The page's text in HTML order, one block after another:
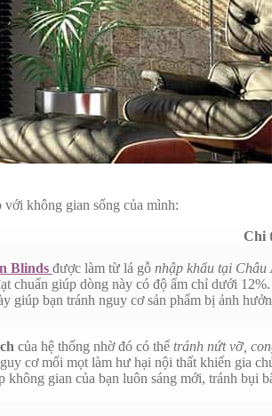
với không gian sống của mình:
Chi
Blinds được làm từ lá gỗ nhập khẩu tại Châu
chuẩn giúp dòng này có độ ẩm chỉ dưới 12%.
giúp bạn tránh nguy cơ sản phẩm bị ảnh
của hệ thống nhờ đó có thể tránh nứt vỡ,
cơ mối mọt làm hư hại nội thất khiến gia
không gian của bạn luôn sáng mới, tránh bụi